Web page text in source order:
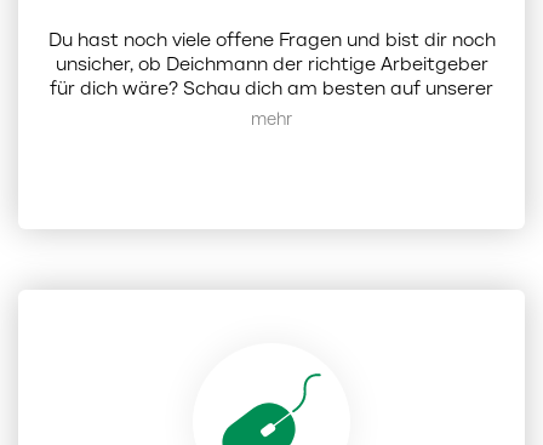
Du hast noch viele offene Fragen und bist dir noch
unsicher, ob Deichmann der richtige Arbeitgeber
für dich wäre? Schau dich am besten auf unserer
findest du alle Infos zu uns
Mehr anzeigen